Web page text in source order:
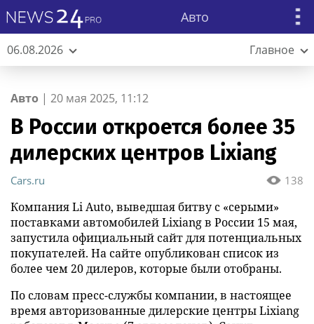
Авто
06.08.2026 Главное
Авто | 20 мая 2025, 11:12
В России откроется более 35
дилерских центров Lixiang
138
Cars.ru
Компания Li Auto, выведшая битву с «серыми»
поставками автомобилей Lixiang в России 15 мая,
запустила официальный сайт для потенциальных
покупателей. На сайте опубликован список из
более чем 20 дилеров, которые были отобраны.
По словам пресс-службы компании, в настоящее
время авторизованные дилерские центры Lixiang